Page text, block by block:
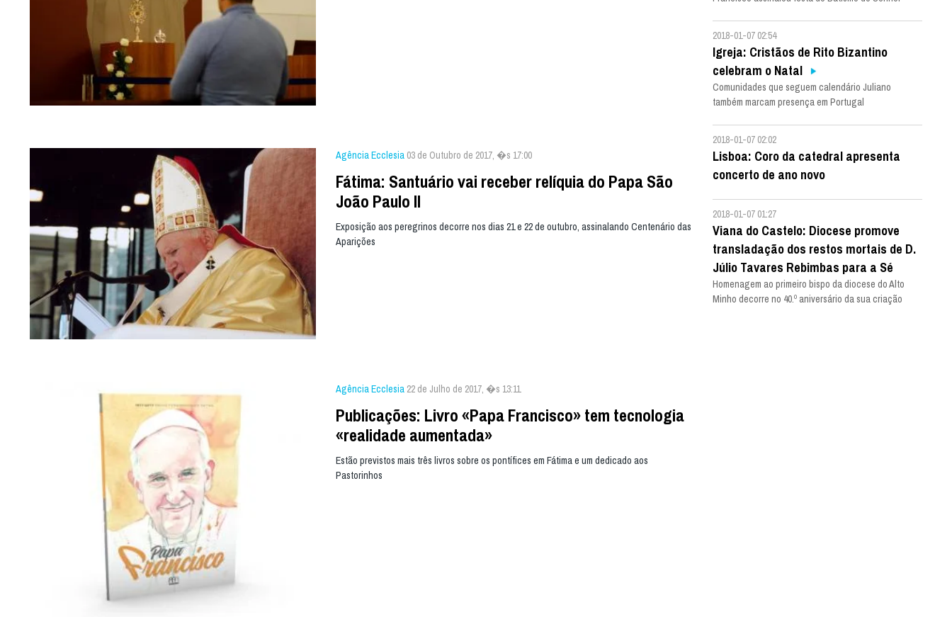
Agência Ecclesia 03 de Outubro de 2017, �s 17:00
Fátima: Santuário vai receber relíquia do Papa São
João Paulo II
Exposição aos peregrinos decorre nos dias 21 e 22 de outubro, assinalando Centenário das
Aparições
Agência Ecclesia 22 de Julho de 2017, �s 13:11
Publicações: Livro «Papa Francisco» tem tecnologia
«realidade aumentada»
Estão previstos mais três livros sobre os pontífices em Fátima e um dedicado aos
Pastorinhos
2018-01-07 02:54
Igreja: Cristãos de Rito Bizantino
celebram o Natal
Comunidades que seguem calendário Juliano
também marcam presença em Portugal
2018-01-07 02:02
Lisboa: Coro da catedral apresenta
concerto de ano novo
2018-01-07 01:27
Viana do Castelo: Diocese promove
transladação dos restos mortais de D.
Júlio Tavares Rebimbas para a Sé
Homenagem ao primeiro bispo da diocese do Alto
Minho decorre no 40.º aniversário da sua criação